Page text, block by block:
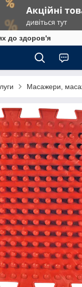
до здоров'я
Масажери,